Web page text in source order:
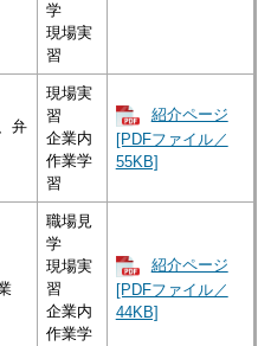
学
現場実
習
弁
現場実
習
企業内
作業学
習
紹介ページ
[PDFファイル／
55KB]
職場見
学
現場実
習
企業内
作業学
紹介ページ
[PDFファイル／
44KB]